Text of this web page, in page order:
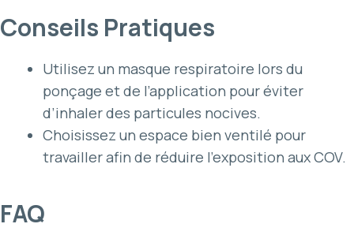
Conseils Pratiques
Utilisez un masque respiratoire lors du
ponçage et de l’application pour éviter
d’inhaler des particules nocives.
Choisissez un espace bien ventilé pour
travailler afin de réduire l’exposition aux COV.
FAQ